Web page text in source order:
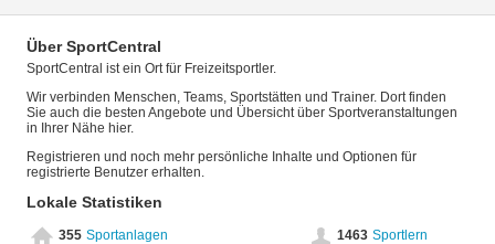
Über SportCentral
SportCentral ist ein Ort für Freizeitsportler.
Wir verbinden Menschen, Teams, Sportstätten und Trainer. Dort finden
Sie auch die besten Angebote und Übersicht über Sportveranstaltungen
in Ihrer Nähe hier.
Registrieren und noch mehr persönliche Inhalte und Optionen für
registrierte Benutzer erhalten.
Lokale Statistiken
355 Sportanlagen 1463 Sportlern